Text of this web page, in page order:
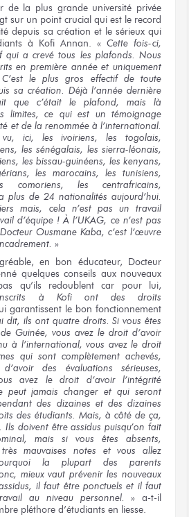
de la plus grande université privée
sur un point crucial qui est le record
depuis sa création et le sérieux qui
à Kofi Annan. « Cette fois-ci,
qui a crevé tous les plafonds. Nous
en première année et uniquement
C’est le plus gros effectif de toute
sa création. Déjà l’année dernière
que c’était le plafond,
mais là
limites, ce qui est un témoignage
et de la renommée à l’international.
vu, ici, les ivoiriens,
les togolais,
les sénégalais, les sierra-léonais,
les bissau-guinéens, les kenyans,
les marocains, les tunisiens,
comoriens,
les centrafricains,
plus de 24 nationalités aujourd’hui.
mais, cela n’est pas un travail
d’équipe ! À l’UKAG, ce n’est pas
Ousmane Kaba, c’est l’œuvre
»
en bon éducateur, Docteur
quelques conseils aux nouveaux
qu’ils redoublentcar pour lui,
à Kofiont des droits
garantissent le bon fonctionnement
dit,ils ontquatre droits.Si vous êtes
de Guinée, vous avez le droit d’avoir
à l’international, vous avez le droit
qui sont complètement achevés,
d’avoirdes évaluations sérieuses,
avez le droit d’avoir l’intégrité
peutjamais changeret qui seront
des dizaines et des dizaines
des étudiants. Mais, à côté de ça,
Ils doiventêtre assiduspuisqu’on fait
mais si vous êtes absents,
mauvaises notes et vous allez
la plupart
des parents
mieux vaut prévenirles nouveaux
il faut être ponctuelset il faut
au niveau personnel. » a-t-il
pléthore d’étudiants en liesse.